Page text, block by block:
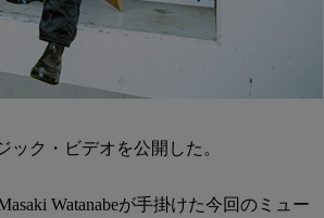
ック・ビデオを公開した。
Watanabeが手掛けた今回のミュー